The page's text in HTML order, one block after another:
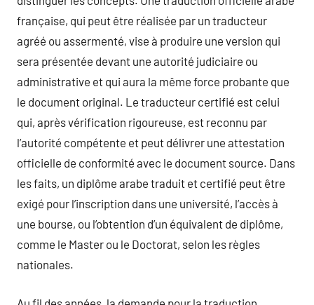
française, qui peut être réalisée par un traducteur
agréé ou assermenté, vise à produire une version qui
sera présentée devant une autorité judiciaire ou
administrative et qui aura la même force probante que
le document original. Le traducteur certifié est celui
qui, après vérification rigoureuse, est reconnu par
l’autorité compétente et peut délivrer une attestation
officielle de conformité avec le document source. Dans
les faits, un diplôme arabe traduit et certifié peut être
exigé pour l’inscription dans une université, l’accès à
une bourse, ou l’obtention d’un équivalent de diplôme,
comme le Master ou le Doctorat, selon les règles
nationales.